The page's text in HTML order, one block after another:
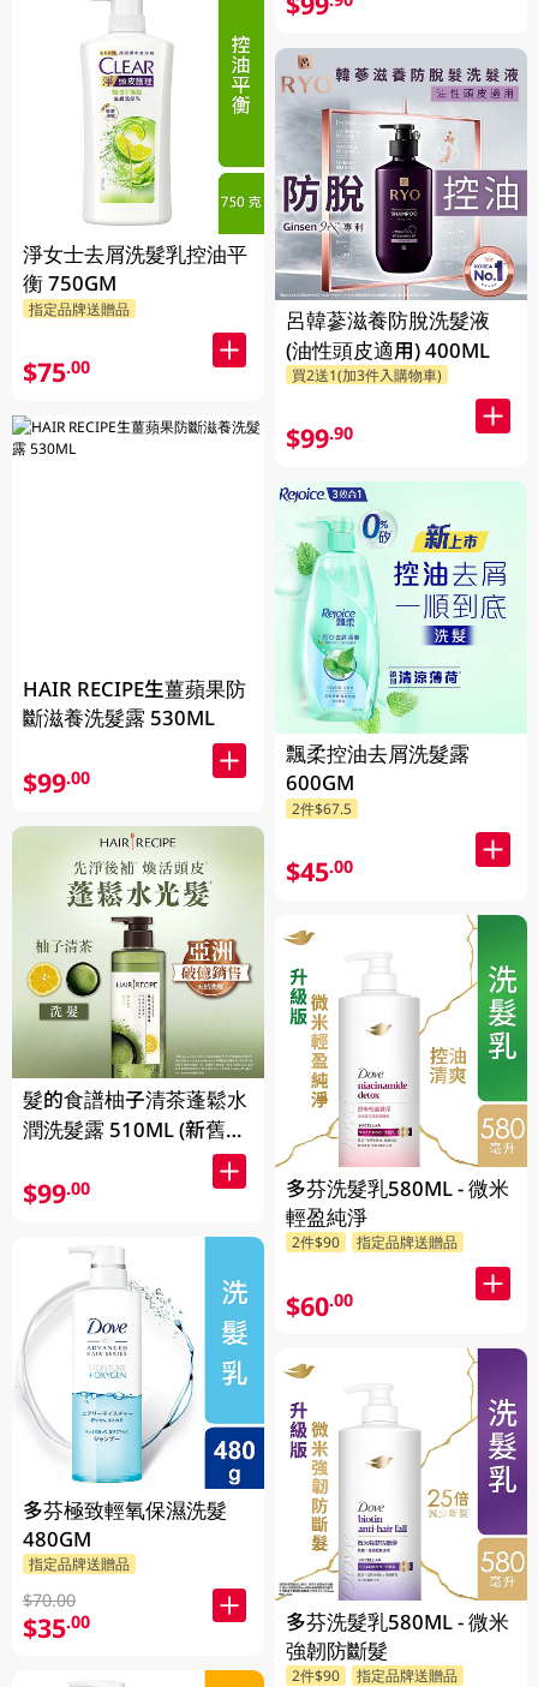
淨女士去屑洗髮乳控油平
衡 750GM
指定品牌送贈品
$75.00
HAIR RECIPE生薑蘋果防
斷滋養洗髮露 530ML
$99.00
髮的食譜柚子清茶蓬鬆水
潤洗髮露 510ML (新舊包
$99.00
多芬極致輕氧保濕洗髮
480GM
指定品牌送贈品
$70.00
$35.00
呂韓蔘滋養防脫洗髮液
(油性頭皮適用) 400ML
買2送1(加3件入購物車)
$99.90
飄柔控油去屑洗髮露
600GM
2件$67.5
$45.00
多芬洗髮乳580ML - 微米
輕盈純淨
2件$90 指定品牌送贈品
$60.00
多芬洗髮乳580ML - 微米
強韌防斷髮
2件$90 指定品牌送贈品